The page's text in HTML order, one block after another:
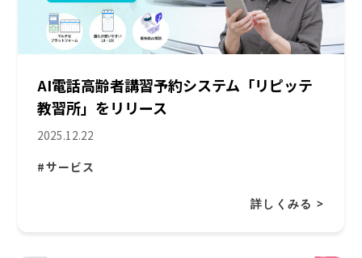
AI電話高齢者講習予約システム「リピッテ
教習所」をリリース
2025.12.22
#サービス
詳しくみる >